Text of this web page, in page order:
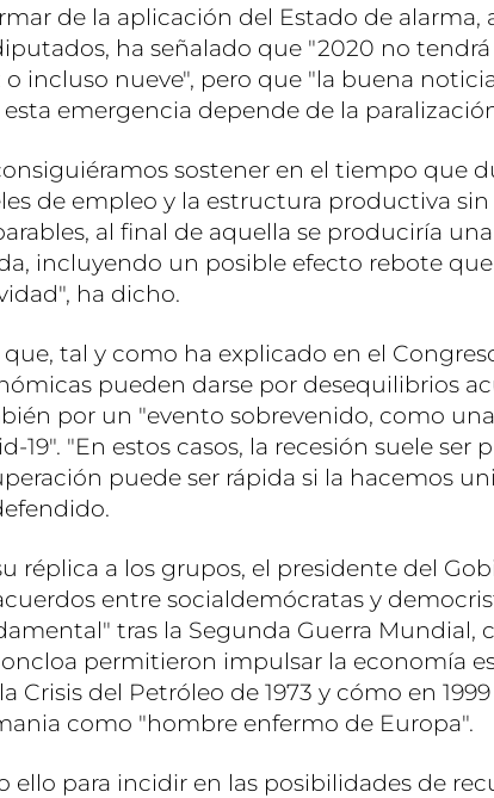
de la aplicación del Estado de alarma,
ha señalado que "2020 no tendrá
o incluso nueve", pero que "la buena
emergencia depende de la
sostener en el tiempo que
de empleo y la estructura productiva sin
al final de aquella se produciría
incluyendo un posible efecto rebote que
ha dicho.
que, tal y como ha explicado en el
pueden darse por desequilibrios
por un "evento sobrevenido, como
19". "En estos casos, la recesión suele ser
puede ser rápida si la hacemos
réplica a los grupos, el presidente del
entre socialdemócratas y
tras la Segunda Guerra Mundial,
permitieron impulsar la economía
Crisis del Petróleo de 1973 y cómo en
como "hombre enfermo de Europa".
ello para incidir en las posibilidades de